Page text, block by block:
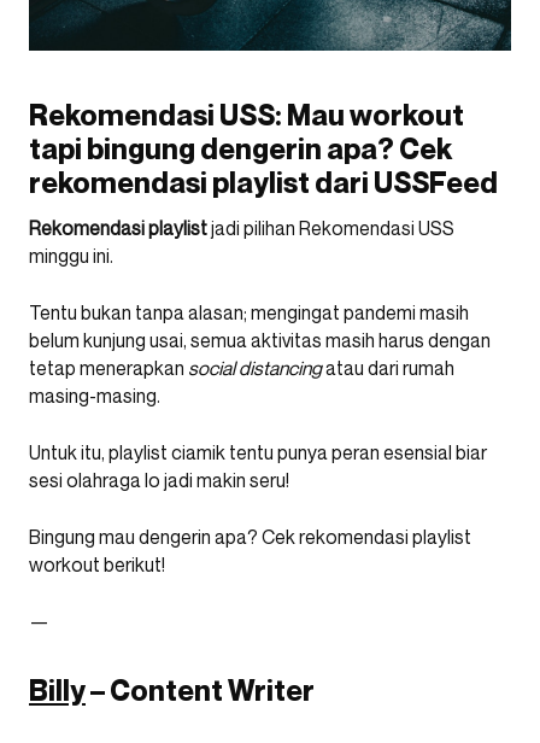
Rekomendasi USS: Mau workout
tapi bingung dengerin apa? Cek
rekomendasi playlist dari USSFeed
Rekomendasi playlistjadi pilihan Rekomendasi USS
minggu ini.
Tentu bukan tanpa alasan; mengingat pandemi masih
belum kunjung usai, semua aktivitas masih harus dengan
tetap menerapkan social distancingatau dari rumah
masing-masing.
Untuk itu, playlist ciamik tentu punya peran esensial biar
sesi olahraga lo jadi makin seru!
Bingung mau dengerin apa? Cek rekomendasi playlist
workout berikut!
—
Billy– Content Writer